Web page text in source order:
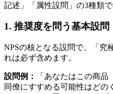
記述」「属性設問」の3種類で
1. 推奨度を問う基本設問
NPSの核となる設問で、「究
れは必ず含めます。
設問例：
「あなたはこの商
同僚にすすめる可能性はどの